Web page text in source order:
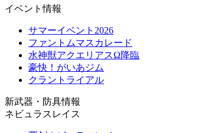
イベント情報
サマーイベント2026
ファントムマスカレード
水神獣アクエリアスΩ降臨
豪快！がいあジム
クラントライアル
新武器・防具情報
ネビュラスレイス